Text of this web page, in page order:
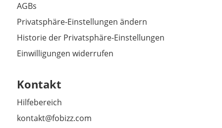
AGBs
Privatsphäre-Einstellungen ändern
Historie der Privatsphäre-Einstellungen
Einwilligungen widerrufen
Kontakt
Hilfebereich
kontakt@fobizz.com